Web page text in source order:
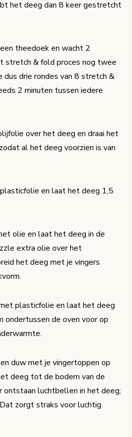
het deeg dan 8 keer gestretcht
theedoek en wacht 2
stretch & fold proces nog twee
dus drie rondes van 8 stretch &
2 minuten tussen iedere
over het deeg en draai het
al het deeg voorzien is van
en laat het deeg 1,5
olie en laat het deeg in de
extra olie over het
het deeg met je vingers
plasticfolie en laat het deeg
ondertussen de oven voor op
duw met je vingertoppen op
deeg tot de bodem van de
ontstaan luchtbellen in het deeg;
zorgt straks voor luchtig